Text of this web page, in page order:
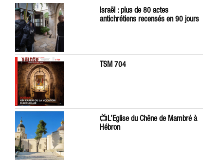
Israël : plus de 80 actes
antichrétiens recensés en 90 jours
TSM 704
📺L’Eglise du Chêne de Mambré à
Hébron